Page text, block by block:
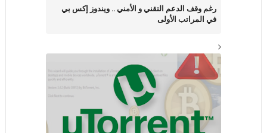
رغم وقف الدعم التقني و الأمني .. ويندوز إكس بي
في المراتب الأولى